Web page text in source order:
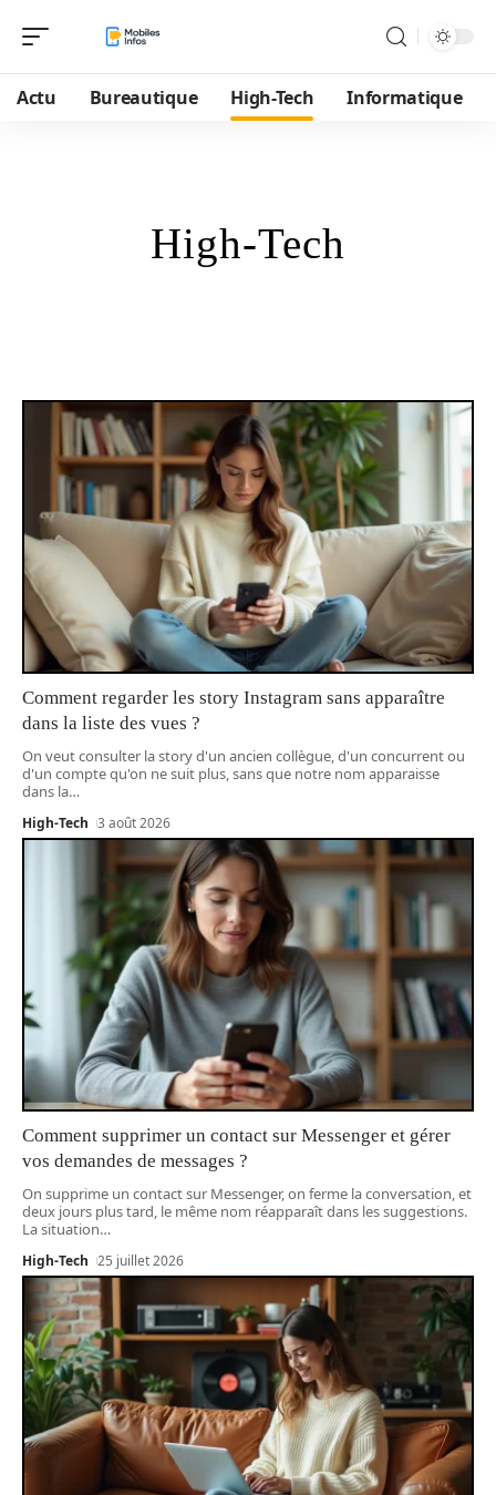
Actu Bureautique High-Tech Informatique
High-Tech
Comment regarder les story Instagram sans apparaître
dans la liste des vues ?
On veut consulter la story d'un ancien collègue, d'un concurrent ou
d'un compte qu'on ne suit plus, sans que notre nom apparaisse
dans la…
High-Tech 3 août 2026
Comment supprimer un contact sur Messenger et gérer
vos demandes de messages ?
On supprime un contact sur Messenger, on ferme la conversation, et
deux jours plus tard, le même nom réapparaît dans les suggestions.
La situation…
High-Tech 25 juillet 2026